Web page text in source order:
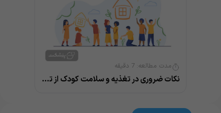
مدت مطالعه: 7 دقیقه
نکات ضروری در تغذیه و سلامت کودک از توصیه های متخصص اطفال